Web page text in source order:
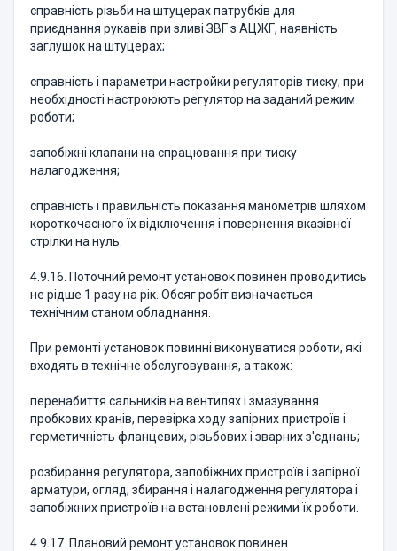
справність різьби на штуцерах патрубків для
приєднання рукавів при зливі ЗВГ з АЦЖГ, наявність
заглушок на штуцерах;
справність і параметри настройки регуляторів тиску; при
необхідності настроюють регулятор на заданий режим
роботи;
запобіжні клапани на спрацювання при тиску
налагодження;
справність і правильність показання манометрів шляхом
короткочасного їх відключення і повернення вказівної
стрілки на нуль.
4.9.16. Поточний ремонт установок повинен проводитись
не рідше 1 разу на рік. Обсяг робіт визначається
технічним станом обладнання.
При ремонті установок повинні виконуватися роботи, які
входять в технічне обслуговування, а також:
перенабиття сальників на вентилях і змазування
пробкових кранів, перевірка ходу запірних пристроїв і
герметичність фланцевих, різьбових і зварних з'єднань;
розбирання регулятора, запобіжних пристроїв і запірної
арматури, огляд, збирання і налагодження регулятора і
запобіжних пристроїв на встановлені режими їх роботи.
4.9.17. Плановий ремонт установок повинен